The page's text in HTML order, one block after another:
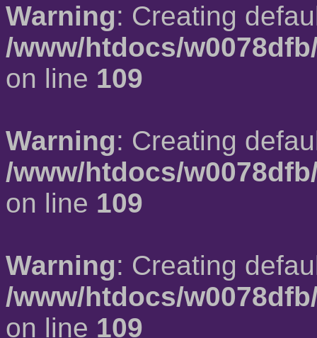
Warning: Creating
/www/htdocs/
on line 109
Warning: Creating
/www/htdocs/
on line 109
Warning: Creating
/www/htdocs/
on line 109